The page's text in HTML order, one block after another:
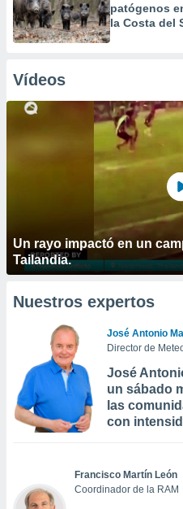
patógenos
la Costa del
Vídeos
Un rayo impactó en un
Tailandia.
Nuestros expertos
José Antonio
Director de
José
un sábado
las
con
Francisco Martín León
Coordinador de la RAM